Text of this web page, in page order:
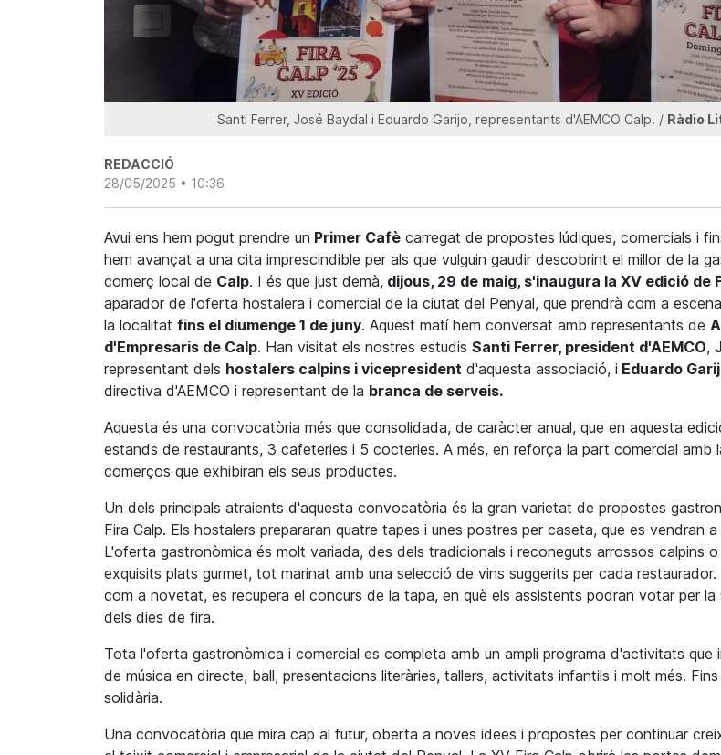
Santi Ferrer, José Baydal i Eduardo Garijo, representants d'AEMCO Calp. / Ràdio
REDACCIÓ
28/05/2025 • 10:36
Avui ens hem pogut prendre un Primer Cafè carregat de propostes lúdiques, comercials i
hem avançat a una cita imprescindible per als que vulguin gaudir descobrint el millor de la
comerç local de Calp. I és que just demà, dijous, 29 de maig, s'inaugura la XV edició de
aparador de l'oferta hostalera i comercial de la ciutat del Penyal, que prendrà com a
la localitat fins el diumenge 1 de juny. Aquest matí hem conversat amb representants de
d'Empresaris de Calp. Han visitat els nostres estudis Santi Ferrer, president d'AEMCO,
representant dels hostalers calpins i vicepresident d'aquesta associació, i Eduardo
directiva d'AEMCO i representant de la branca de serveis.
Aquesta és una convocatòria més que consolidada, de caràcter anual, que en aquesta
estands de restaurants, 3 cafeteries i 5 cocteries. A més, en reforça la part comercial amb
comerços que exhibiran els seus productes.
Un dels principals atraients d'aquesta convocatòria és la gran varietat de propostes
Fira Calp. Els hostalers prepararan quatre tapes i unes postres per caseta, que es vendran a
L'oferta gastronòmica és molt variada, des dels tradicionals i reconeguts arrossos calpins
exquisits plats gurmet, tot marinat amb una selecció de vins suggerits per cada restaurador.
com a novetat, es recupera el concurs de la tapa, en què els assistents podran votar per
dels dies de fira.
Tota l'oferta gastronòmica i comercial es completa amb un ampli programa d'activitats que
de música en directe, ball, presentacions literàries, tallers, activitats infantils i molt més.
solidària.
Una convocatòria que mira cap al futur, oberta a noves idees i propostes per continuar